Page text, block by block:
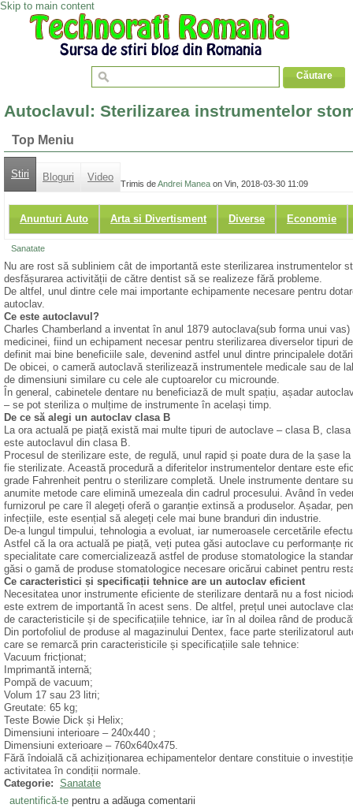
Skip to main content
Autoclavul: Sterilizarea instrumentelor
Top Meniu
Stiri Bloguri Video
Anunturi Auto Arta si Divertisment Diverse Economie
Trimis deAndrei Manea on Vin, 2018-03-30 11:09
Sanatate
Nu are rost să subliniem cât de importantă este sterilizarea instrumentelor
desfășurarea activității de către dentist să se realizeze fără probleme.
De altfel, unul dintre cele mai importante echipamente necesare pentru
autoclav.
Ce este autoclavul?
Charles Chamberland a inventat în anul 1879 autoclava(sub forma unui
medicinei, fiind un echipament necesar pentru sterilizarea diverselor tipuri
definit mai bine beneficiile sale, devenind astfel unul dintre principalele
De obicei, o cameră autoclavă sterilizează instrumentele medicale sau de
de dimensiuni similare cu cele ale cuptoarelor cu microunde.
În general, cabinetele dentare nu beneficiază de mult spațiu, așadar
– se pot steriliza o mulțime de instrumente în același timp.
De ce să alegi un autoclav clasa B
La ora actuală pe piață există mai multe tipuri de autoclave – clasa B,
este autoclavul din clasa B.
Procesul de sterilizare este, de regulă, unul rapid și poate dura de la șase
fie sterilizate. Această procedură a diferitelor instrumentelor dentare este
grade Fahrenheit pentru o sterilizare completă. Unele instrumente dentare
anumite metode care elimină umezeala din cadrul procesului. Având în
furnizorul pe care îl alegeți oferă o garanție extinsă a produselor. Așadar,
infecțiile, este esențial să alegeți cele mai bune branduri din industrie.
De-a lungul timpului, tehnologia a evoluat, iar numeroasele cercetările
Astfel că la ora actuală pe piață, veți putea găsi autoclave cu performanțe
specialitate care comercializează astfel de produse stomatologice la
găsi o gamă de produse stomatologice necesare oricărui cabinet pentru
Ce caracteristici și specificații tehnice are un autoclav eficient
Necesitatea unor instrumente eficiente de sterilizare dentară nu a fost
este extrem de importantă în acest sens. De altfel, prețul unei autoclave
de caracteristicile și de specificațiile tehnice, iar în al doilea rând de
Din portofoliul de produse al magazinului Dentex, face parte sterilizatorul
care se remarcă prin caracteristicile și specificațiile sale tehnice:
Vacuum fricționat;
Imprimantă internă;
Pompă de vacuum;
Volum 17 sau 23 litri;
Greutate: 65 kg;
Teste Bowie Dick și Helix;
Dimensiuni interioare – 240x440 ;
Dimensiuni exterioare – 760x640x475.
Fără îndoială că achiziționarea echipamentelor dentare constituie o
activitatea în condiții normale.
Categorie: Sanatate
autentifică-tepentru a adăuga comentarii